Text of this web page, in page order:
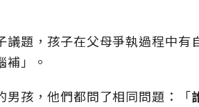
題，孩子在父母爭執過程中有
」。
男孩，他們都問了相同問題：「